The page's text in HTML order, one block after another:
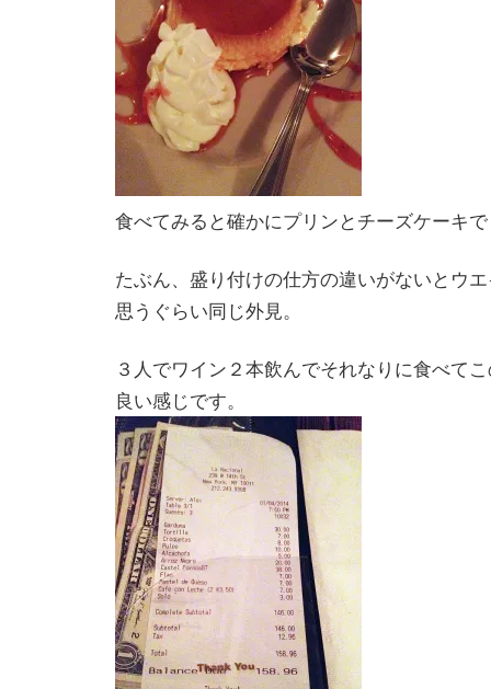
食べてみると確かにプリンとチーズケーキ
たぶん、盛り付けの仕方の違いがないとウ
思うぐらい同じ外見。
３人でワイン２本飲んでそれなりに食べて
良い感じです。